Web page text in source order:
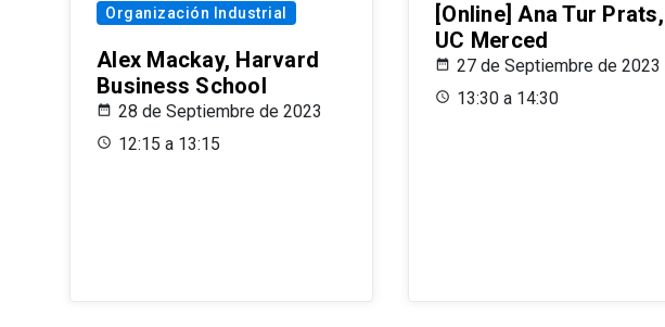
Organización Industrial
Alex Mackay, Harvard
Business School
28 de Septiembre de 2023
12:15 a 13:15
[Online] Ana Tur Prats,
UC Merced
27 de Septiembre de 2023
13:30 a 14:30